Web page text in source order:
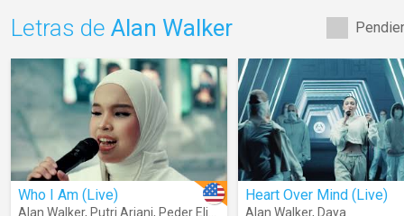
Letras de Alan Walker
Who I Am (Live)
Alan Walker, Putri Ariani, Peder Elias
Heart Over Mind (Live)
Alan Walker, Daya